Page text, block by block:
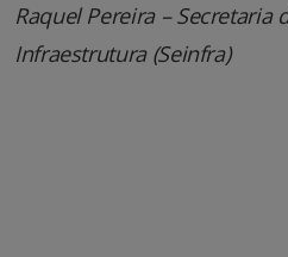
Raquel Pereira – Secretaria
Infraestrutura (Seinfra)